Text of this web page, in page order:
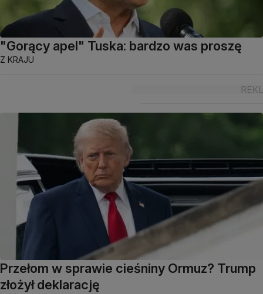
"Gorący apel" Tuska: bardzo was proszę
Z KRAJU
Przełom w sprawie cieśniny Ormuz? Trump
złożył deklarację